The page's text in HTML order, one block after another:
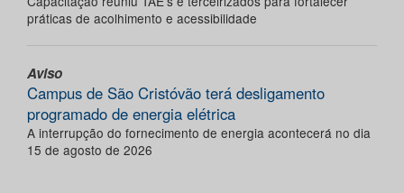
práticas de acolhimento e acessibilidade
Aviso
Campus de São Cristóvão terá desligamento
programado de energia elétrica
A interrupção do fornecimento de energia acontecerá no dia
15 de agosto de 2026